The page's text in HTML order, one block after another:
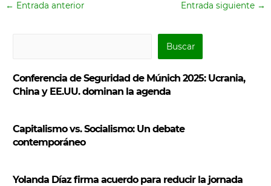
← Entrada anterior Entrada siguiente →
s
c
r
Buscar
Conferencia de Seguridad de Múnich 2025: Ucrania,
China y EE.UU. dominan la agenda
Capitalismo vs. Socialismo: Un debate
contemporáneo
Yolanda Díaz firma acuerdo para reducir la jornada